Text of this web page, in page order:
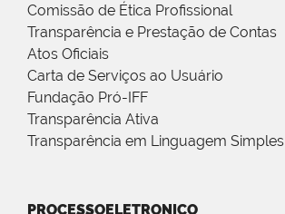
Comissão de Ética Profissional
Transparência e Prestação de Contas
Atos Oficiais
Carta de Serviços ao Usuário
Fundação Pró-IFF
Transparência Ativa
Transparência em Linguagem Simples
PROCESSOELETRONICO